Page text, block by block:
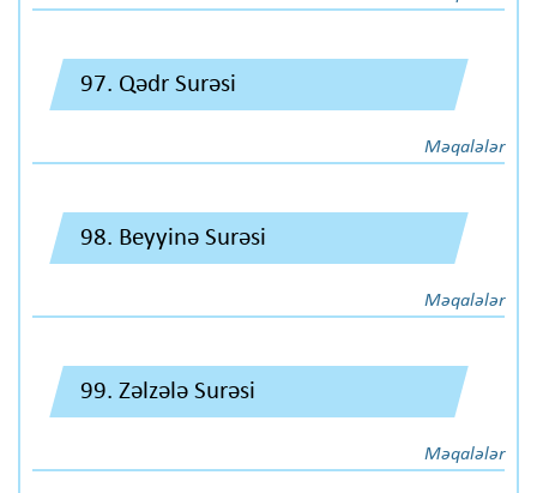
97. Qədr Surəsi
Məqalələr
98. Beyyinə Surəsi
Məqalələr
99. Zəlzələ Surəsi
Məqalələr